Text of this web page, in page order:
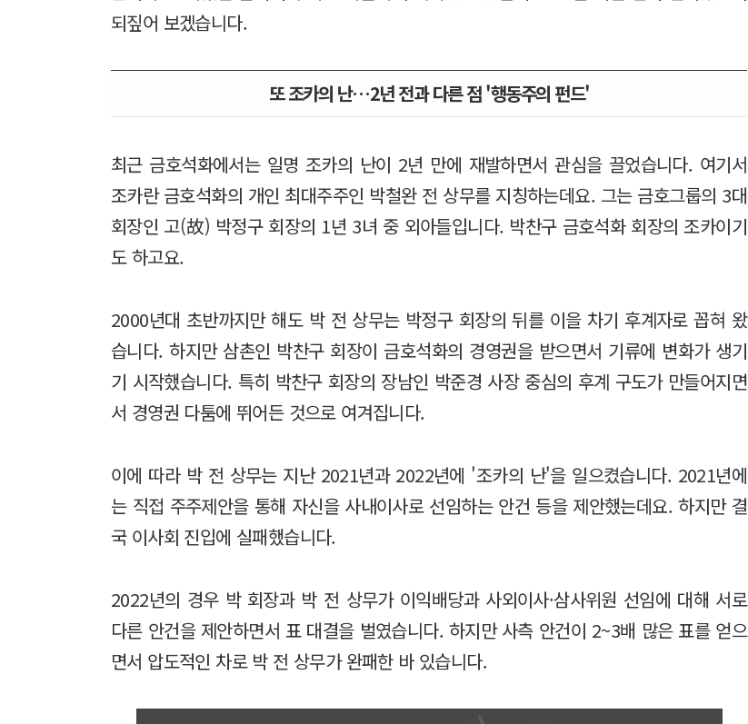
되짚어 보겠습니다.
또 조카의 난…2년 전과 다른 점 '행동주의 펀드'
최근 금호석화에서는 일명 조카의 난이 2년 만에 재발하면서 관심을 끌었습니다. 여기서
조카란 금호석화의 개인 최대주주인 박철완 전 상무를 지칭하는데요. 그는 금호그룹의 3대
회장인 고(故) 박정구 회장의 1년 3녀 중 외아들입니다. 박찬구 금호석화 회장의 조카이기
도 하고요.
2000년대 초반까지만 해도 박 전 상무는 박정구 회장의 뒤를 이을 차기 후계자로 꼽혀 왔
습니다. 하지만 삼촌인 박찬구 회장이 금호석화의 경영권을 받으면서 기류에 변화가 생기
기 시작했습니다. 특히 박찬구 회장의 장남인 박준경 사장 중심의 후계 구도가 만들어지면
서 경영권 다툼에 뛰어든 것으로 여겨집니다.
이에 따라 박 전 상무는 지난 2021년과 2022년에 '조카의 난'을 일으켰습니다. 2021년에
는 직접 주주제안을 통해 자신을 사내이사로 선임하는 안건 등을 제안했는데요. 하지만 결
국 이사회 진입에 실패했습니다.
2022년의 경우 박 회장과 박 전 상무가 이익배당과 사외이사·삼사위원 선임에 대해 서로
다른 안건을 제안하면서 표 대결을 벌였습니다. 하지만 사측 안건이 2~3배 많은 표를 얻으
면서 압도적인 차로 박 전 상무가 완패한 바 있습니다.